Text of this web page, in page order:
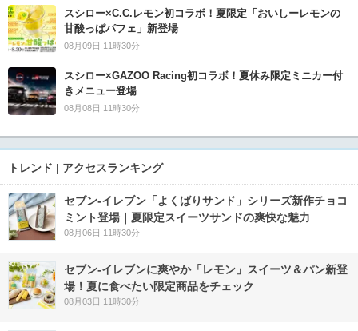
スシロー×C.C.レモン初コラボ！夏限定「おいしーレモンの
甘酸っぱパフェ」新登場
08月09日 11時30分
スシロー×GAZOO Racing初コラボ！夏休み限定ミニカー付
きメニュー登場
08月08日 11時30分
トレンド | アクセスランキング
セブン‐イレブン「よくばりサンド」シリーズ新作チョコ
ミント登場｜夏限定スイーツサンドの爽快な魅力
08月06日 11時30分
セブン‐イレブンに爽やか「レモン」スイーツ＆パン新登
場！夏に食べたい限定商品をチェック
08月03日 11時30分